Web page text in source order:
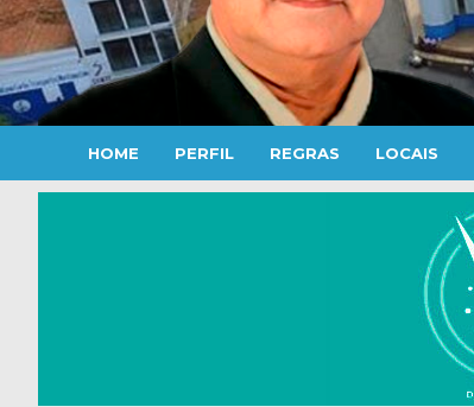
HOME PERFIL REGRAS LOCAIS